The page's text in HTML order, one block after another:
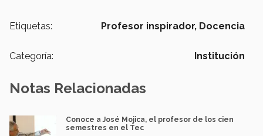
Etiquetas: Profesor inspirador, Docencia
Categoría: Institución
Notas Relacionadas
Conoce a José Mojica, el profesor de los cien
semestres en el Tec